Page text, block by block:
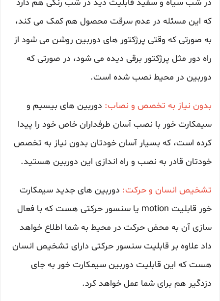
در شب سیاه و سفید قابلیت دید در شب رنگی هم دارد
که این مسئله در عدم سرقت محصول هم کمک می کند،
به صورتی که وقتی پرژکتور های دوربین روشن می شود از
راه دور مثل پرژکتور برقی دیده می شود، در صورتی که
دوربین در محیط نصب شده است.
بدون نیاز به تخصص و نصاب: دوربین های بیسیم و
سیمکارت خور با نصب آسان طرفداران خاص خود را پیدا
کرده است، که بسیار آسان خودتان بدون نیاز به تخصص
خودتان قادر به نصب و راه اندازی این دوربین هستید.
تشخیص انسان و حرکت: دوربین های جدید سیمکارت
خور قابلیت motion یا سنسور حرکتی هست که با فعال
سازی آن به محض حرکت در محیط به شما اطلاع خواهد
داد علاوه بر قابلیت سنسور حرکتی دارای تشخیص انسان
هست که این قابلیت دوربین سیمکارت خور به جای
دزدگیر هم برای شما عمل خواهد کرد.